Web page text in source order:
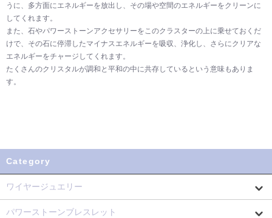
うに、多方面にエネルギーを放出し、その場や空間のエネルギーをクリーンに
してくれます。
また、石やパワーストーンアクセサリーをこのクラスターの上に乗せておくだ
けで、その石に停滞したマイナスエネルギーを吸収、浄化し、さらにクリアな
エネルギーをチャージしてくれます。
たくさんのクリスタルが調和と平和の中に共存しているという意味もありま
す。
Category
ワイヤージュエリー
パワーストーンブレスレット